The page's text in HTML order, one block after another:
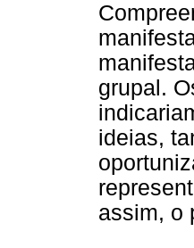
grupal.
ideias,
assim, o